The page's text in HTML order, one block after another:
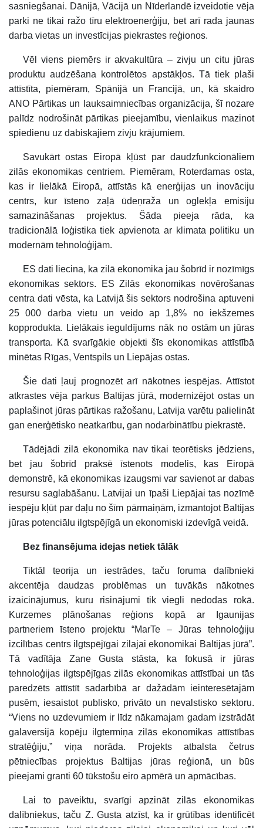
sasniegšanai. Dānijā, Vācijā un Nīderlandē izveidotie vēja
parki ne tikai ražo tīru elektroenerģiju, bet arī rada jaunas
darba vietas un investīcijas piekrastes reģionos.
Vēl viens piemērs ir akvakultūra – zivju un citu jūras
produktu audzēšana kontrolētos apstākļos. Tā tiek plaši
attīstīta, piemēram, Spānijā un Francijā, un, kā skaidro
ANO Pārtikas un lauksaimniecības organizācija, šī nozare
palīdz nodrošināt pārtikas pieejamību, vienlaikus mazinot
spiedienu uz dabiskajiem zivju krājumiem.
Savukārt ostas Eiropā kļūst par daudzfunkcionāliem
zilās ekonomikas centriem. Piemēram, Roterdamas osta,
kas ir lielākā Eiropā, attīstās kā enerģijas un inovāciju
centrs, kur īsteno zaļā ūdeņraža un oglekļa emisiju
samazināšanas projektus. Šāda pieeja rāda, ka
tradicionālā loģistika tiek apvienota ar klimata politiku un
modernām tehnoloģijām.
ES dati liecina, ka zilā ekonomika jau šobrīd ir nozīmīgs
ekonomikas sektors. ES Zilās ekonomikas novērošanas
centra dati vēsta, ka Latvijā šis sektors nodrošina aptuveni
25 000 darba vietu un veido ap 1,8% no iekšzemes
kopprodukta. Lielākais ieguldījums nāk no ostām un jūras
transporta. Kā svarīgākie objekti šīs ekonomikas attīstībā
minētas Rīgas, Ventspils un Liepājas ostas.
Šie dati ļauj prognozēt arī nākotnes iespējas. Attīstot
atkrastes vēja parkus Baltijas jūrā, modernizējot ostas un
paplašinot jūras pārtikas ražošanu, Latvija varētu palielināt
gan enerģētisko neatkarību, gan nodarbinātību piekrastē.
Tādējādi zilā ekonomika nav tikai teorētisks jēdziens,
bet jau šobrīd praksē īstenots modelis, kas Eiropā
demonstrē, kā ekonomikas izaugsmi var savienot ar dabas
resursu saglabāšanu. Latvijai un īpaši Liepājai tas nozīmē
iespēju kļūt par daļu no šīm pārmaiņām, izmantojot Baltijas
jūras potenciālu ilgtspējīgā un ekonomiski izdevīgā veidā.
Bez finansējuma idejas netiek tālāk
Tiktāl teorija un iestrādes, taču foruma dalībnieki
akcentēja daudzas problēmas un tuvākās nākotnes
izaicinājumus, kuru risinājumi tik viegli nedodas rokā.
Kurzemes plānošanas reģions kopā ar Igaunijas
partneriem īsteno projektu “MarTe – Jūras tehnoloģiju
izcilības centrs ilgtspējīgai zilajai ekonomikai Baltijas jūrā”.
Tā vadītāja Zane Gusta stāsta, ka fokusā ir jūras
tehnoloģijas ilgtspējīgas zilās ekonomikas attīstībai un tās
paredzēts attīstīt sadarbībā ar dažādām ieinteresētajām
pusēm, iesaistot publisko, privāto un nevalstisko sektoru.
“Viens no uzdevumiem ir līdz nākamajam gadam izstrādāt
galaversijā kopēju ilgtermiņa zilās ekonomikas attīstības
stratēģiju,” viņa norāda. Projekts atbalsta četrus
pētniecības projektus Baltijas jūras reģionā, un būs
pieejami granti 60 tūkstošu eiro apmērā un apmācības.
Lai to paveiktu, svarīgi apzināt zilās ekonomikas
dalībniekus, taču Z. Gusta atzīst, ka ir grūtības identificēt